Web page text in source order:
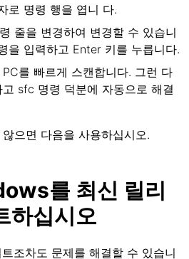
로 명령 행을 엽니 다.
줄을 변경하여 변경할 수 있습니
을 입력하고 Enter 키를 누릅니다.
를 빠르게 스캔합니다. 그런 다
sfc 명령 덕분에 자동으로 해결
으면 다음을 사용하십시오.
를 최신 릴리
하십시오
조차도 문제를 해결할 수 있습니